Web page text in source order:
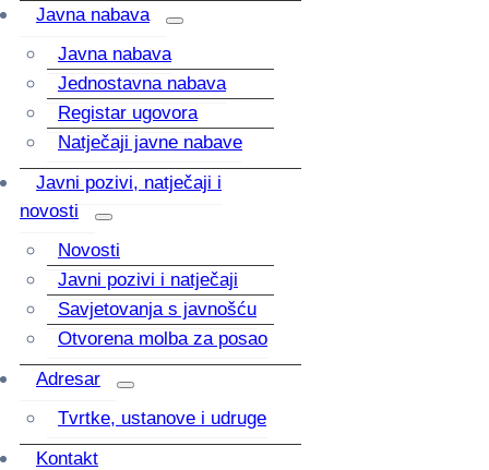
Javna nabava
Javna nabava
Jednostavna nabava
Registar ugovora
Natječaji javne nabave
Javni pozivi, natječaji i
novosti
Novosti
Javni pozivi i natječaji
Savjetovanja s javnošću
Otvorena molba za posao
Adresar
Tvrtke, ustanove i udruge
Kontakt